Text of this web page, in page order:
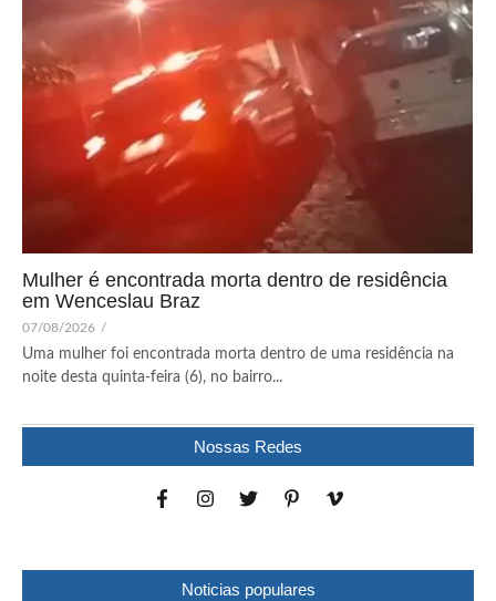
Mulher é encontrada morta dentro de residência
em Wenceslau Braz
07/08/2026 /
Uma mulher foi encontrada morta dentro de uma residência na
noite desta quinta-feira (6), no bairro...
Nossas Redes
Noticias populares